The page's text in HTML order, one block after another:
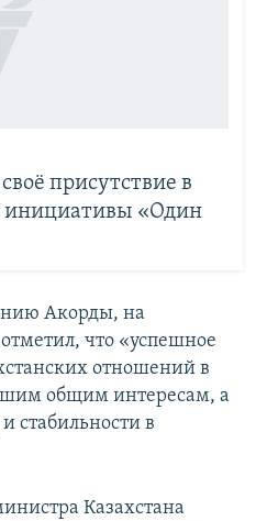
присутствие в
инициативы «Один
Акорды, на
что «успешное
отношений в
общим интересам, а
стабильности в
Казахстана